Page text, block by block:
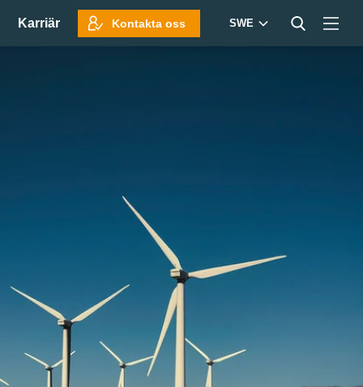
Karriär Kontakta oss SWE